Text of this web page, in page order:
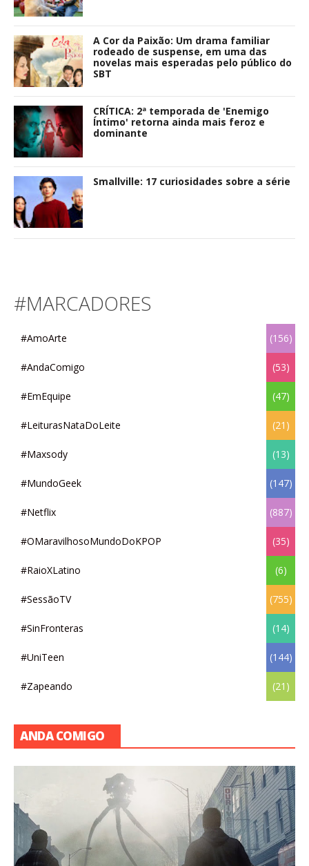
A Cor da Paixão: Um drama familiar
rodeado de suspense, em uma das
novelas mais esperadas pelo público do
SBT
CRÍTICA: 2ª temporada de 'Enemigo
Íntimo' retorna ainda mais feroz e
dominante
Smallville: 17 curiosidades sobre a série
#MARCADORES
#AmoArte (156)
#AndaComigo (53)
#EmEquipe (47)
#LeiturasNataDoLeite (21)
#Maxsody (13)
#MundoGeek (147)
#Netflix (887)
#OMaravilhosoMundoDoKPOP (35)
#RaioXLatino (6)
#SessãoTV (755)
#SinFronteras (14)
#UniTeen (144)
#Zapeando (21)
ANDA COMIGO